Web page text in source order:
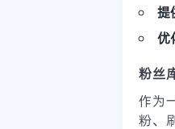
提
优
粉丝
作为
粉、